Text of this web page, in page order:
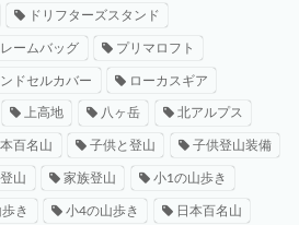
ドリフターズスタンド
ームバッグ プリマロフト
ドセルカバー ローカスギア
上高地 八ヶ岳 北アルプス
百名山 子供と登山 子供登山装備
山 家族登山 小1の山歩き
き 小4の山歩き 日本百名山